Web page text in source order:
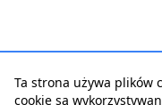
Ta strona używa plików
cookie są